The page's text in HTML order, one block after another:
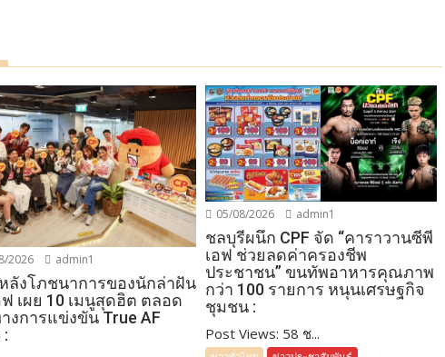
2026 admin1
หลังโภชนาการของนักล่าฝัน
เผย 10 เมนูสุดฮิต ตลอด
งการแข่งขัน True AF
:
05/08/2026 admin1
ชลบุรีผนึก CPF จัด “คาราวานซีพี
เอฟ ช่วยลดค่าครองชีพ
ประชาชน” ขนทัพอาหารคุณภาพ
กว่า 100 รายการ หนุนเศรษฐกิจ
ชุมชน :
Post Views: 58 ช...